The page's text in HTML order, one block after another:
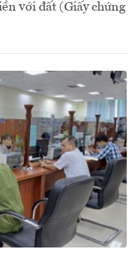
với đất (Giấy chứng